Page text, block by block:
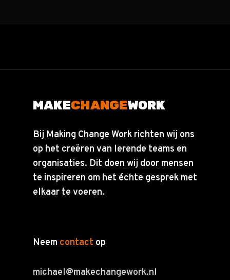
MAKECHANGEWORK
Bij Making Change Work richten wij ons
op het creëren van lerende teams en
organisaties. Dit doen wij door mensen
te inspireren om het échte gesprek met
elkaar te voeren.
Neem contact op
michael@makechangework.nl